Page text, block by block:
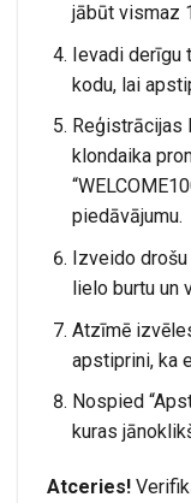
jābūt vismaz
Ievadi derīgu
kodu, lai
Reģistrācijas
klondaika
piedāvājumu.
Izveido
lielo burtu un
Atzīmē
apstiprini, ka
Nospied
kuras
Atceries!